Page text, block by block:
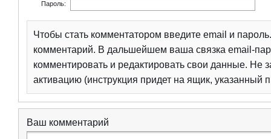
Пароль:
Чтобы стать комментатором введите email и
комментарий. В дальшейшем ваша связка email-
комментировать и редактировать свои данные. Не
активацию (инструкция придет на ящик, указанный
Ваш комментарий